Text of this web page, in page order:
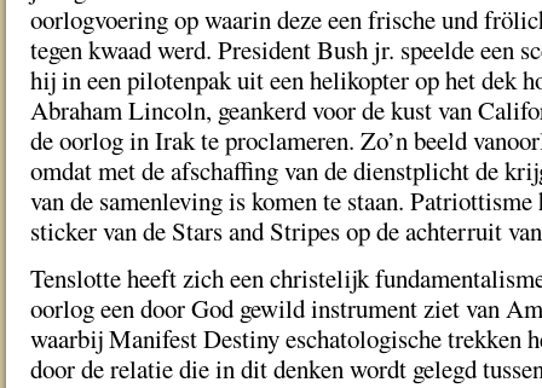
oorlogvoering op waarin deze een frische und
tegen kwaad werd. President Bush jr. speelde een
hij in een pilotenpak uit een helikopter op het dek
Abraham Lincoln, geankerd voor de kust van
de oorlog in Irak te proclameren. Zo’n beeld
omdat met de afschaffing van de dienstplicht de
van de samenleving is komen te staan.
sticker van de Stars and Stripes op de achterruit
Tenslotte heeft zich een christelijk
oorlog een door God gewild instrument ziet van
waarbij Manifest Destiny eschatologische trekken
door de relatie die in dit denken wordt gelegd